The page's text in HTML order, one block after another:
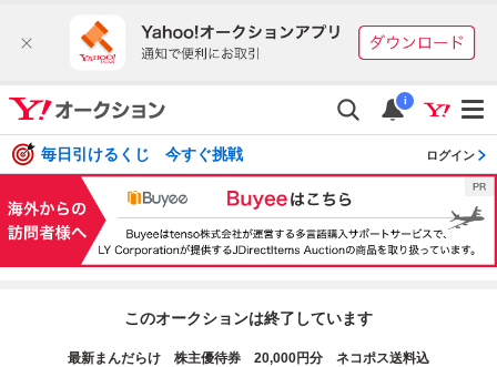
i
毎日引けるくじ 今すぐ挑戦 ログイン
このオークションは終了しています
最新まんだらけ 株主優待券 20,000円分 ネコポス送料込